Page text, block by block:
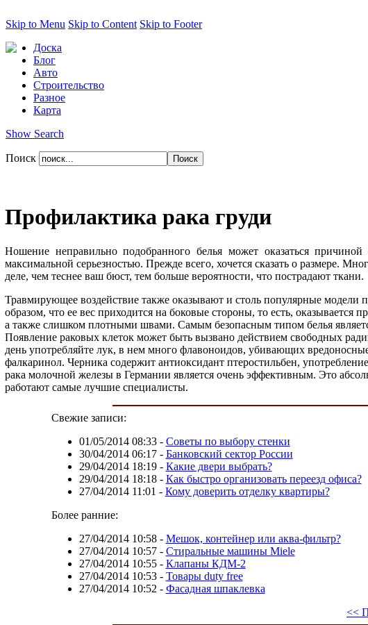
Skip to Menu Skip to Content Skip to Footer
Доска
Блог
Авто
Строительство
Разное
Карта
Show Search
Поиск
Профилактика рака груди
Ношение неправильно подобранного белья может оказаться
максимальной серьезностью. Прежде всего, хочется сказать о размере.
деле, чем теснее ваш бюст, тем больше вероятности, что пострадают ткани.
Травмирующее воздействие также оказывают и столь популярные модели
образом, что ее вес приходится на боковые стороны, то есть,
а также слишком плотными швами. Самым безопасным типом белья
Появление раковых клеток может быть вызвано действием свободных
день употребляйте лук, в нем много флавоноидов, убивающих
фалкаринол. Черника содержит антиоксидант птеростильбен,
рака молочной железы в Германии является очень эффективным. Это
работают самые лучшие специалисты.
Свежие записи:
01/05/2014 08:33- Советы по выбору стенки
30/04/2014 06:17- Банковский сектор России
29/04/2014 18:19- Какие двери выбрать?
29/04/2014 18:18- Как быстро организовать переезд офиса?
27/04/2014 11:01 - Кому доверить отделку квартиры?
Более ранние:
27/04/2014 10:58- Мешок, контейнер или аква-фильтр?
27/04/2014 10:57- Стиральные машины Miele
27/04/2014 10:55- Клапаны КДМ-2
27/04/2014 10:53- Товары duty free
27/04/2014 10:52 - Фасадная шпаклевка
<<